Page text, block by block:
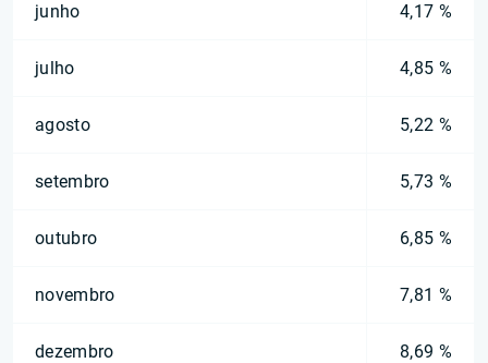
junho 4,17 %
julho 4,85 %
agosto 5,22 %
setembro 5,73 %
outubro 6,85 %
novembro 7,81 %
dezembro 8,69 %